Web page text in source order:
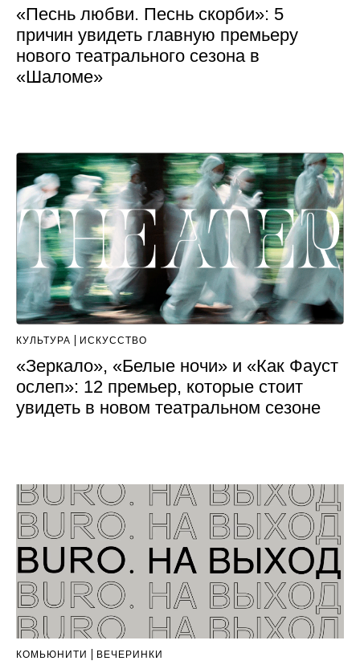
«Песнь любви. Песнь скорби»: 5
причин увидеть главную премьеру
нового театрального сезона в
«Шаломе»
КУЛЬТУРА ИСКУССТВО
«Зеркало», «Белые ночи» и «Как Фауст
ослеп»: 12 премьер, которые стоит
увидеть в новом театральном сезоне
КОМЬЮНИТИ ВЕЧЕРИНКИ